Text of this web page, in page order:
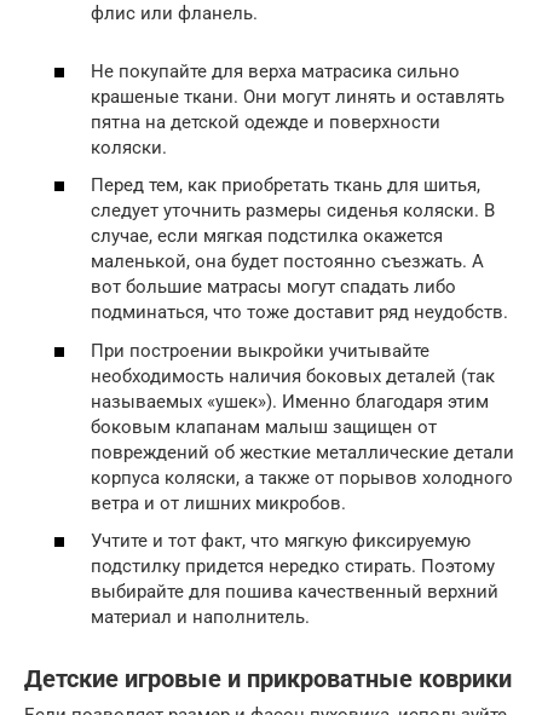
флис или фланель.
Не покупайте для верха матрасика сильно
крашеные ткани. Они могут линять и оставлять
пятна на детской одежде и поверхности
коляски.
Перед тем, как приобретать ткань для шитья,
следует уточнить размеры сиденья коляски. В
случае, если мягкая подстилка окажется
маленькой, она будет постоянно съезжать. А
вот большие матрасы могут спадать либо
подминаться, что тоже доставит ряд неудобств.
При построении выкройки учитывайте
необходимость наличия боковых деталей (так
называемых «ушек»). Именно благодаря этим
боковым клапанам малыш защищен от
повреждений об жесткие металлические детали
корпуса коляски, а также от порывов холодного
ветра и от лишних микробов.
Учтите и тот факт, что мягкую фиксируемую
подстилку придется нередко стирать. Поэтому
выбирайте для пошива качественный верхний
материал и наполнитель.
Детские игровые и прикроватные коврики